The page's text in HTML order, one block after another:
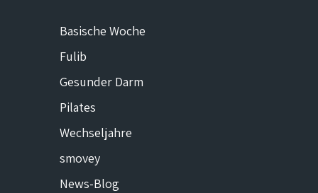
Basische Woche
Fulib
Gesunder Darm
Pilates
Wechseljahre
smovey
News-Blog